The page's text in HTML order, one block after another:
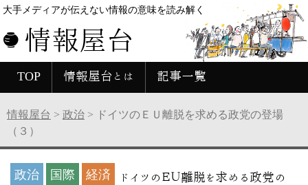
大手メディアが伝えない情報の意味を読み解く
情報屋台
TOP 情報屋台とは 記事一覧
情報屋台 > 政治 >
ドイツのＥＵ離脱を求める政党の登場
（３）
政治 国際 経済
ドイツのＥＵ離脱を求める政党の